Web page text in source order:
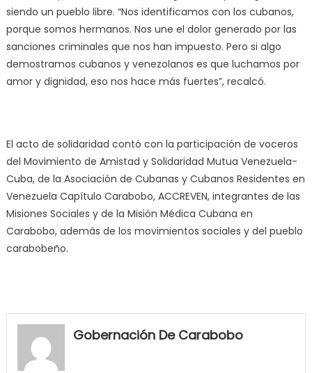
siendo un pueblo libre. “Nos identificamos con los cubanos,
porque somos hermanos. Nos une el dolor generado por las
sanciones criminales que nos han impuesto. Pero si algo
demostramos cubanos y venezolanos es que luchamos por
amor y dignidad, eso nos hace más fuertes”, recalcó.
El acto de solidaridad contó con la participación de voceros
del Movimiento de Amistad y Solidaridad Mutua Venezuela-
Cuba, de la Asociación de Cubanas y Cubanos Residentes en
Venezuela Capítulo Carabobo, ACCREVEN, integrantes de las
Misiones Sociales y de la Misión Médica Cubana en
Carabobo, además de los movimientos sociales y del pueblo
carabobeño.
my
neighbor
Gobernación De Carabobo